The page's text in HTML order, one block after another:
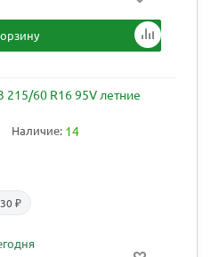
215/60 R16 95V летние
Наличие: 14
₽